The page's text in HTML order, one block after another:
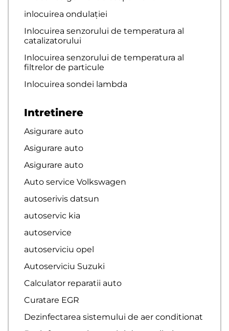
inlocuirea ondulației
Inlocuirea senzorului de temperatura al
catalizatorului
Inlocuirea senzorului de temperatura al
filtrelor de particule
Inlocuirea sondei lambda
Intretinere
Asigurare auto
Asigurare auto
Asigurare auto
Auto service Volkswagen
autoserivis datsun
autoservic kia
autoservice
autoserviciu opel
Autoserviciu Suzuki
Calculator reparatii auto
Curatare EGR
Dezinfectarea sistemului de aer conditionat